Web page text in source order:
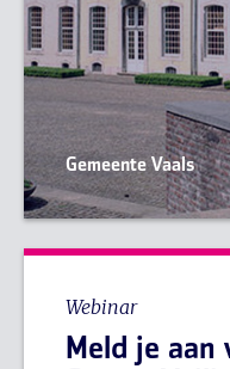
Gemeente Vaals
Webinar
Meld je aan